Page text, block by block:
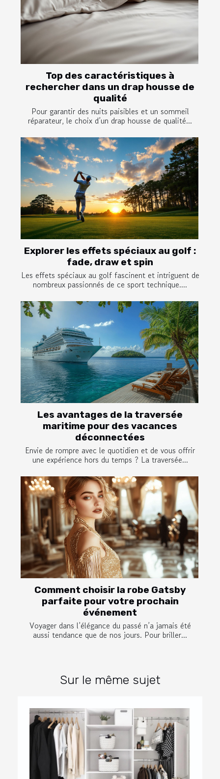
Top des caractéristiques à
rechercher dans un drap housse de
qualité
Pour garantir des nuits paisibles et un sommeil
réparateur, le choix d’un drap housse de qualité...
Explorer les effets spéciaux au golf :
fade, draw et spin
Les effets spéciaux au golf fascinent et intriguent de
nombreux passionnés de ce sport technique....
Les avantages de la traversée
maritime pour des vacances
déconnectées
Envie de rompre avec le quotidien et de vous offrir
une expérience hors du temps ? La traversée...
Comment choisir la robe Gatsby
parfaite pour votre prochain
événement
Voyager dans l’élégance du passé n’a jamais été
aussi tendance que de nos jours. Pour briller...
Sur le même sujet